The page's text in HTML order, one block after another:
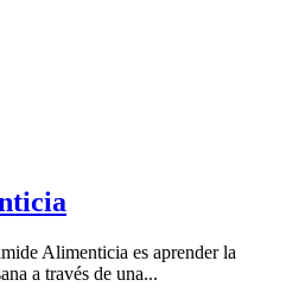
Alimenticia es aprender la
a través de una...